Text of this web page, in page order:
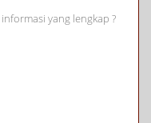
yang lengkap ?